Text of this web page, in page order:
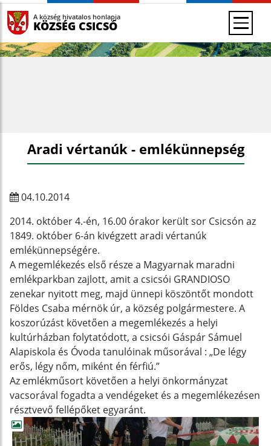
A község hivatalos honlapja
KÖZSÉG CSICSÓ
Aradi vértanúk - emlékünnepség
04.10.2014
2014. október 4.-én, 16.00 órakor került sor Csicsón az
1849. október 6-án kivégzett aradi vértanúk
emlékünnepségére.
A megemlékezés első része a Magyarnak maradni
emlékparkban zajlott, amit a csicsói GRANDIOSO
zenekar nyitott meg, majd ünnepi köszöntőt mondott
Földes Csaba mérnök úr, a község polgármestere. A
koszorúzást követően a megemlékezés a helyi
kultúrházban folytatódott, a csicsói Gáspár Sámuel
Alapiskola és Óvoda tanulóinak műsorával : „De légy
erős, légy nőm, miként én férfiú.”
Az emlékműsort követően a helyi önkormányzat
vacsorával fogadta a vendégeket és a megemlékezésen
résztvevő fellépőket egyaránt.